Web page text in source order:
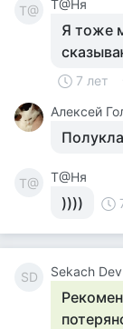
Т@ Т@Ня
Я тоже
7 лет
Алексей
Т@ Т@Ня
))))
SD Sekach Dev